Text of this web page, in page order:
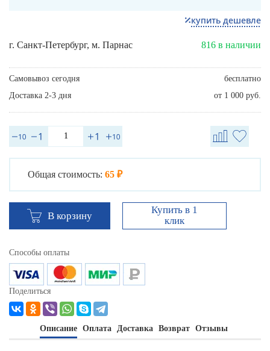
купить дешевле
г. Санкт-Петербург, м. Парнас 816 в наличии
Самовывоз сегодня
бесплатно
Доставка 2-3 дня
от 1 000 руб.
Общая стоимость: 65 ₽
В корзину
Купить в 1
клик
Способы оплаты
Поделиться
Описание Оплата Доставка Возврат Отзывы